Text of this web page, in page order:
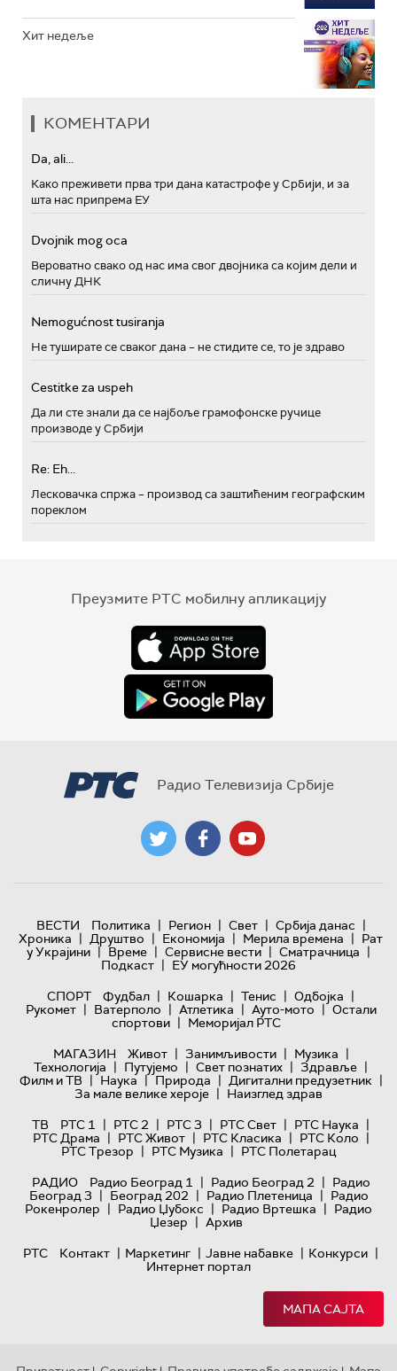
Хит недеље
КОМЕНТАРИ
Da, ali...
Како преживети прва три дана катастрофе у Србији, и за
шта нас припрема ЕУ
Dvojnik mog oca
Вероватно свако од нас има свог двојника са којим дели и
сличну ДНК
Nemogućnost tusiranja
Не туширате се сваког дана – не стидите се, то је здраво
Cestitke za uspeh
Да ли сте знали да се најбоље грамофонске ручице
производе у Србији
Re: Eh...
Лесковачка спржа – производ са заштићеним географским
пореклом
Преузмите РТС мобилну апликацију
Радио Телевизија Србије
ВЕСТИ Политика | Регион | Свет | Србија данас |
Хроника | Друштво | Економија | Мерила времена | Рат
у Украјини | Време | Сервисне вести | Сматрачница |
Подкаст | ЕУ могућности 2026
СПОРТ
Фудбал | Кошарка | Тенис | Одбојка |
Рукомет | Ватерполо | Атлетика | Ауто-мото | Остали
спортови | Меморијал РТС
МАГАЗИН
Живот | Занимљивости | Музика |
Технологијa | Путујемо | Свет познатих | Здравље |
Филм и ТВ | Наука | Природа | Дигитални предузетник |
За мале велике хероје | Наизглед здрав
ТВ
РТС 1 | РТС 2 | РТС 3 | РТС Свет | РТС Наука |
РТС Драма | РТС Живот | РТС Класика | РТС Коло |
РТС Трезор | РТС Музика | РТС Полетарац
РАДИО
Радио Београд 1 | Радио Београд 2 | Радио
Београд 3 | Београд 202 | Радио Плетеница | Радио
Рокенролер | Радио Џубокс | Радио Вртешка | Радио
Џезер | Архив
РТС
Контакт | Маркетинг | Јавне набавке | Конкурси |
Интернет портал
МАПА САЈТА